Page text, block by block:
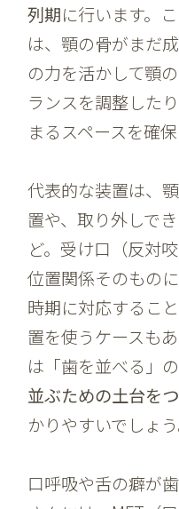
列期に行います。
は、顎の骨がまだ
の力を活かして顎
ランスを調整した
まるスペースを確
代表的な装置は、
置や、取り外しで
ど。受け口（反対
位置関係そのもの
時期に対応するこ
置を使うケースも
は「歯を並べる」の
並ぶための土台を
かりやすいでしょう
口呼吸や舌の癖が